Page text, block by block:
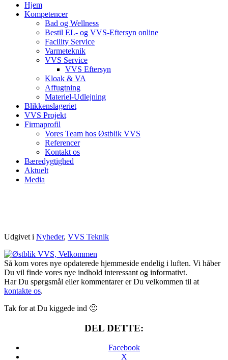
Hjem
Kompetencer
Bad og Wellness
Bestil EL- og VVS-Eftersyn online
Facility Service
Varmeteknik
VVS Service
VVS Eftersyn
Kloak & VA
Affugtning
Materiel-Udlejning
Blikkenslageriet
VVS Projekt
Firmaprofil
Vores Team hos Østblik VVS
Referencer
Kontakt os
Bæredygtighed
Aktuelt
Media
Udgivet i Nyheder, VVS Teknik
Så kom vores nye opdaterede hjemmeside endelig i luften. Vi håber
Du vil finde vores nye indhold interessant og informativt.
Har Du spørgsmål eller kommentarer er Du velkommen til at
kontakte os.
Tak for at Du kiggede ind 🙂
DEL DETTE:
Facebook
X